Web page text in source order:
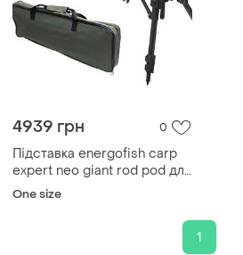
4939 грн 0
Підставка energofish carp
expert neo giant rod pod для
4-х вудлищ (77106003)
One size
1